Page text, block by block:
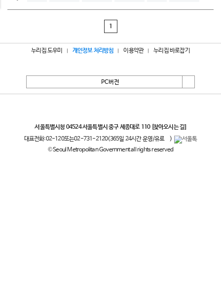
1
누리집 도우미 개인정보 처리방침 이용약관 누리집 바로잡기
PC버전
서울특별시청 04524 서울특별시 중구 세종대로 110 [찾아오시는 길]
대표전화:02-120또는02-731-2120(365일 24시간 운영/유료
)
© Seoul Metropolitan Government all rights reserved